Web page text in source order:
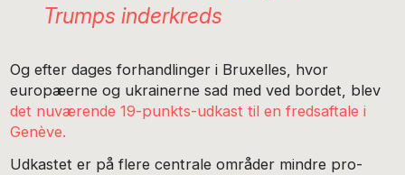
Trumps inderkreds
Og efter dages forhandlinger i Bruxelles, hvor
europæerne og ukrainerne sad med ved bordet, blev
det nuværende 19-punkts-udkast til en fredsaftale i
Genève.
Udkastet er på flere centrale områder mindre pro-